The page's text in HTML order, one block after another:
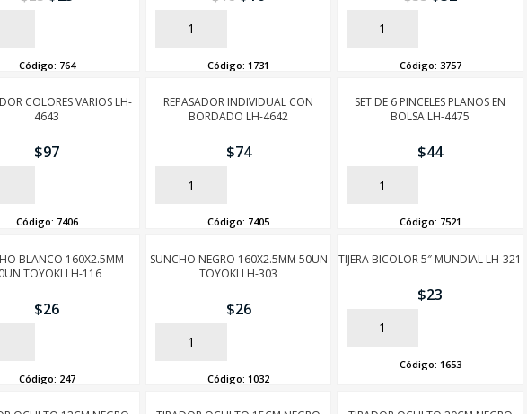
Código: 764
AÑADIR
Código:1731
AÑADIR
Código: 3757
COLORES VARIOS LH-
4643
$97
Código: 7406
REPASADOR INDIVIDUAL CON
BORDADO LH-4642
$74
AÑADIR
Código: 7405
SET DE 6 PINCELES PLANOS EN
BOLSA LH-4475
$44
AÑADIR
Código: 7521
BLANCO 160X2.5MM
TOYOKI LH-116
$26
Código: 247
SUNCHO NEGRO 160X2.5MM 50UN
TOYOKI LH-303
$26
AÑADIR
Código:1032
TIJERA BICOLOR 5″ MUNDIAL LH-321
$23
AÑADIR
Código: 1653